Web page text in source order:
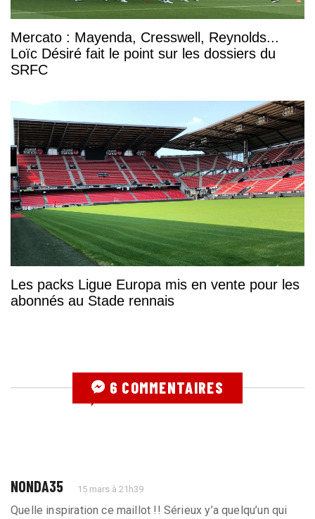
Mercato : Mayenda, Cresswell, Reynolds...
Loïc Désiré fait le point sur les dossiers du
SRFC
Les packs Ligue Europa mis en vente pour les
abonnés au Stade rennais
6 COMMENTAIRES
NONDA35 15 mars à 21h39
Quelle inspiration ce maillot !! Sérieux y’a quelqu’un qui